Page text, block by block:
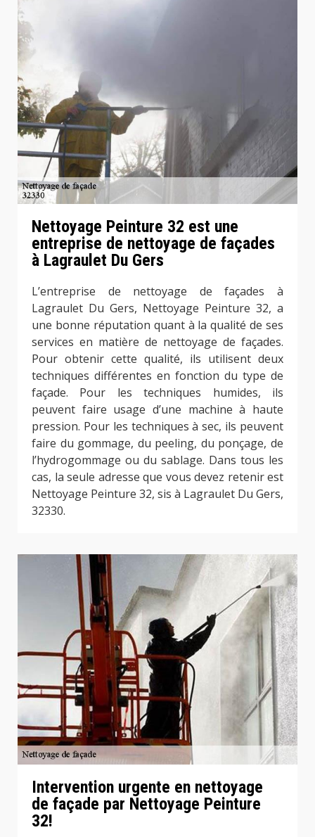
Nettoyage Peinture 32 est une
entreprise de nettoyage de façades
à Lagraulet Du Gers
L’entreprise de nettoyage de façades à
Lagraulet Du Gers, Nettoyage Peinture 32, a
une bonne réputation quant à la qualité de ses
services en matière de nettoyage de façades.
Pour obtenir cette qualité, ils utilisent deux
techniques différentes en fonction du type de
façade. Pour les techniques humides, ils
peuvent faire usage d’une machine à haute
pression. Pour les techniques à sec, ils peuvent
faire du gommage, du peeling, du ponçage, de
l’hydrogommage ou du sablage. Dans tous les
cas, la seule adresse que vous devez retenir est
Nettoyage Peinture 32, sis à Lagraulet Du Gers,
32330.
Intervention urgente en nettoyage
de façade par Nettoyage Peinture
32!